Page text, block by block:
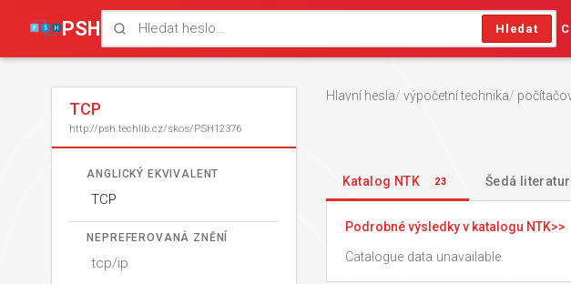
PSH Hledat
TCP
http://psh.techlib.cz/skos/PSH12376
ANGLICKÝ EKVIVALENT
TCP
NEPREFEROVANÁ ZNĚNÍ
tcp/ip
Hlavní hesla výpočetní technika
Katalog NTK 23 Šedá
Podrobné výsledky v katalogu NTK
Catalogue data unavailable.